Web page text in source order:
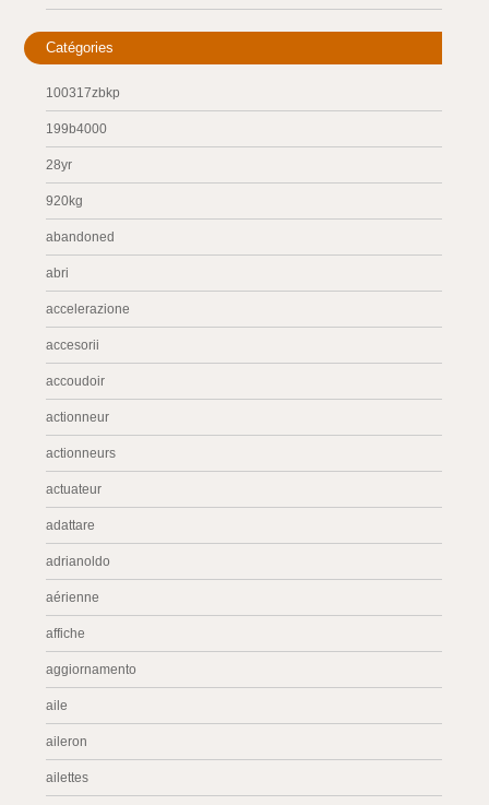
Catégories
100317zbkp
199b4000
28yr
920kg
abandoned
abri
accelerazione
accesorii
accoudoir
actionneur
actionneurs
actuateur
adattare
adrianoldo
aérienne
affiche
aggiornamento
aile
aileron
ailettes